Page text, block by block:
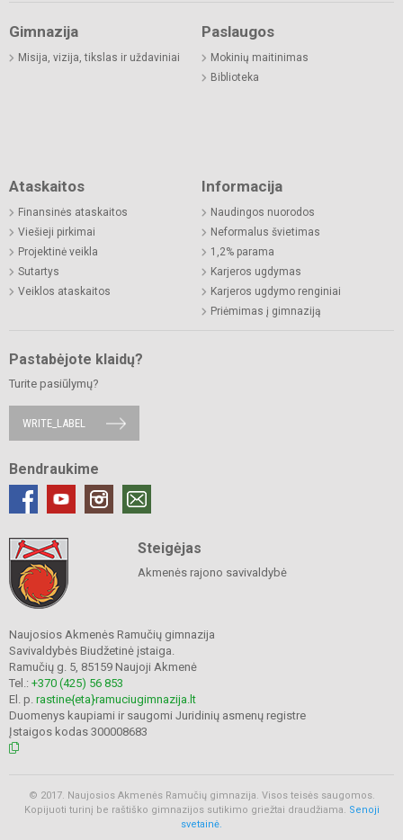
Gimnazija
Misija, vizija, tikslas ir uždaviniai
Paslaugos
Mokinių maitinimas
Biblioteka
Ataskaitos
Finansinės ataskaitos
Viešieji pirkimai
Projektinė veikla
Sutartys
Veiklos ataskaitos
Informacija
Naudingos nuorodos
Neformalus švietimas
1,2% parama
Karjeros ugdymas
Karjeros ugdymo renginiai
Priėmimas į gimnaziją
Pastabėjote klaidų?
Turite pasiūlymų?
WRITE_LABEL
Bendraukime
Steigėjas
Akmenės rajono savivaldybė
Naujosios Akmenės Ramučių gimnazija
Savivaldybės Biudžetinė įstaiga.
Ramučių g. 5, 85159 Naujoji Akmenė
Tel.: +370 (425) 56 853
El. p. rastine{eta}ramuciugimnazija.lt
Duomenys kaupiami ir saugomi Juridinių asmenų registre
Įstaigos kodas 300008683
© 2017. Naujosios Akmenės Ramučių gimnazija. Visos teisės saugomos.
Kopijuoti turinį be raštiško gimnazijos sutikimo griežtai draudžiama. Senoji
svetainė.